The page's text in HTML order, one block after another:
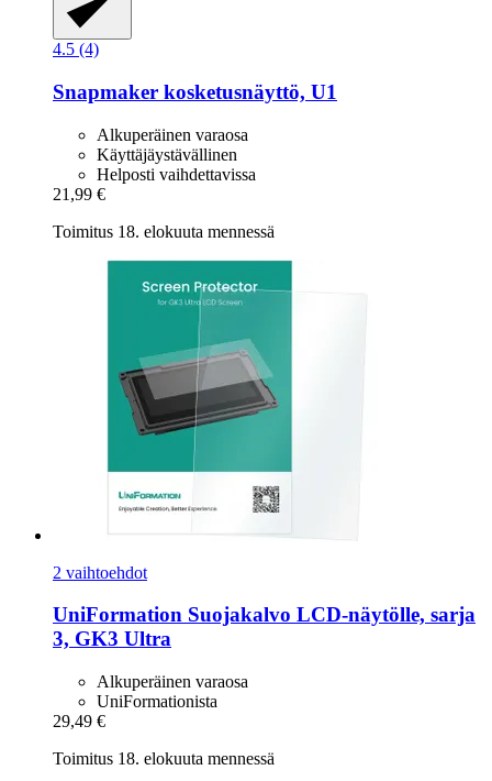
4.5 (4)
Snapmaker kosketusnäyttö, U1
Alkuperäinen varaosa
Käyttäjäystävällinen
Helposti vaihdettavissa
21,99 €
Toimitus 18. elokuuta mennessä
2 vaihtoehdot
UniFormation Suojakalvo LCD-​näytölle, sarja
3, GK3 Ultra
Alkuperäinen varaosa
UniFormationista
29,49 €
Toimitus 18. elokuuta mennessä